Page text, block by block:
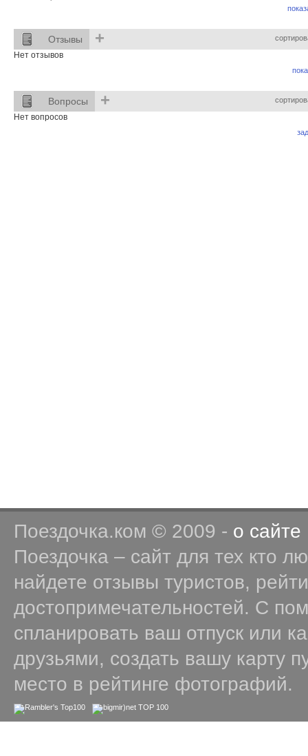
Отзывы +
Нет отзывов
Вопросы +
Нет вопросов
Поездочка.ком © 2009 - о сайте
Поездочка – сайт для тех кто
найдете отзывы туристов,
достопримечательностей. С
спланировать ваш отпуск или
друзьями, создать вашу карту
место в рейтинге фотографий.